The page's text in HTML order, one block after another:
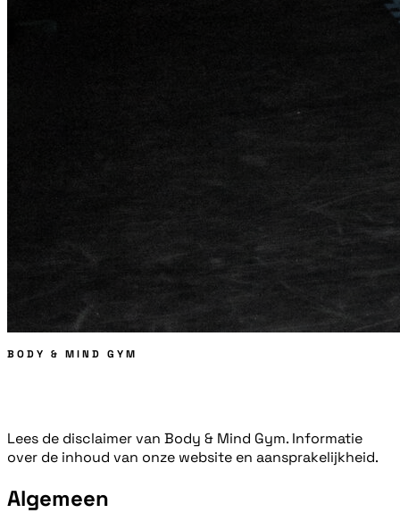
BODY & MIND GYM
Lees de disclaimer van Body & Mind Gym. Informatie
over de inhoud van onze website en aansprakelijkheid.
Algemeen